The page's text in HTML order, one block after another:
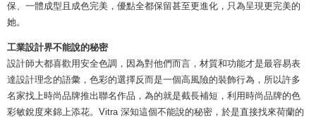
保、一體成型且成色完美，優點全都保留甚至更進化，只為呈現更完美的
她。
工業設計界不能說的秘密
設計師大都喜歡用安全色調，因為對他們而言，材質和功能才是最容易表
達設計理念的語彙，色彩的選擇反而是一個高風險的裝飾行為，所以許多
名家找上時尚品牌推出聯名作品，為的就是截長補短，利用時尚品牌的色
彩敏銳度來錦上添花。Vitra 深知這個不能說的秘密，於是直接找來荷蘭的